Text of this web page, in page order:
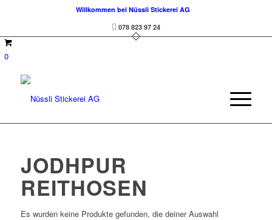
Willkommen bei Nüssli Stickerei AG
078 823 97 24
0
JODHPUR
REITHOSEN
Es wurden keine Produkte gefunden, die deiner Auswahl